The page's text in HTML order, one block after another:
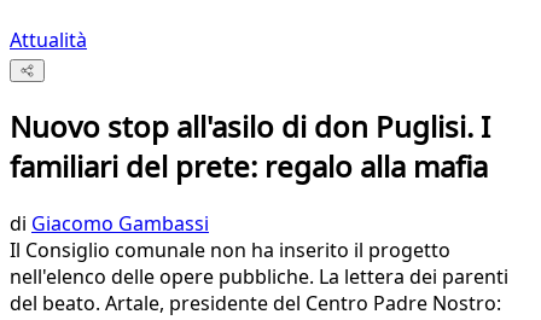
Attualità
Nuovo stop all'asilo di don Puglisi. I
familiari del prete: regalo alla mafia
di Giacomo Gambassi
Il Consiglio comunale non ha inserito il progetto
nell'elenco delle opere pubbliche. La lettera dei parenti
del beato. Artale, presidente del Centro Padre Nostro: